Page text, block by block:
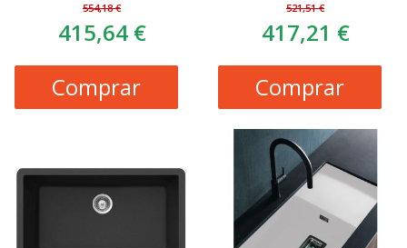
554,18 €
415,64 €
Comprar
521,51 €
417,21 €
Comprar